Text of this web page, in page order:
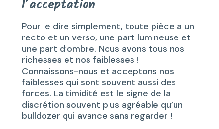
l’acceptation
Pour le dire simplement, toute pièce a un
recto et un verso, une part lumineuse et
une part d’ombre. Nous avons tous nos
richesses et nos faiblesses !
Connaissons-nous et acceptons nos
faiblesses qui sont souvent aussi des
forces. La timidité est le signe de la
discrétion souvent plus agréable qu’un
bulldozer qui avance sans regarder !